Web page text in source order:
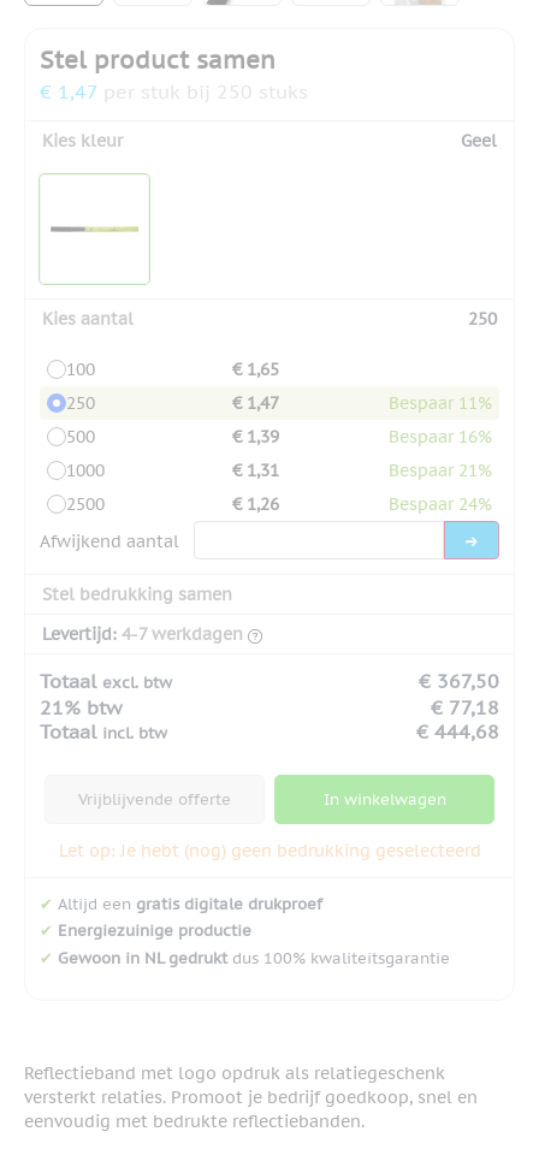
Stel product samen
€ 1,47 per stuk bij 250 stuks
Kies kleur Geel
Kies aantal 250
100
€ 1,65
250
€ 1,47
Bespaar 11%
500
€ 1,39
Bespaar 16%
1000
€ 1,31
Bespaar 21%
2500
€ 1,26
Bespaar 24%
Afwijkend aantal
Stel bedrukking samen
Levertijd: 4-7 werkdagen
Totaal excl. btw
€ 367,50
21% btw
€ 77,18
Totaal incl. btw € 444,68
Vrijblijvende offerte In winkelwagen
Let op: Je hebt (nog) geen bedrukking geselecteerd
✔ Altijd een gratis digitale drukproef
✔ Energiezuinige productie
✔ Gewoon in NL gedruktdus 100% kwaliteitsgarantie
Reflectieband met logo opdruk als relatiegeschenk
versterkt relaties. Promoot je bedrijf goedkoop, snel en
eenvoudig met bedrukte reflectiebanden.